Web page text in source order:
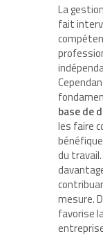
La
fait
base de
les faire
du
mesure.
favorise